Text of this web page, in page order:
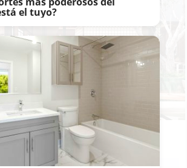
Sevilla, en el hotel de La Gavidia, abrirá sus
el tuyo?